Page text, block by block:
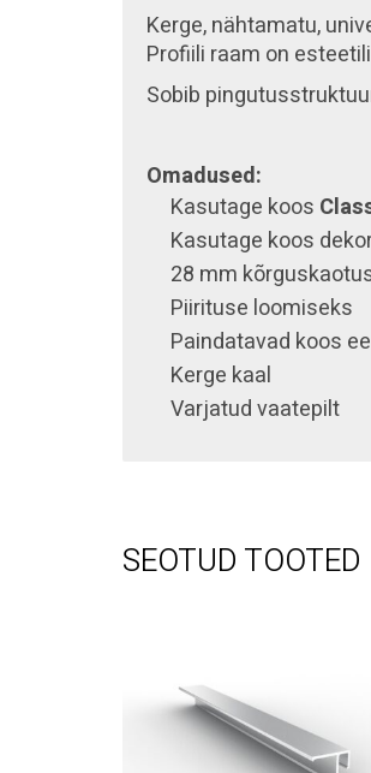
Kerge, nähtamatu,
Profiili raam on
Sobib
Omadused:
Kasutage koos C
Kasutage koos
28 mm
Piirituse loomiseks
Paindatavad koos
Kerge kaal
Varjatud vaatepilt
SEOTUD TOOTED